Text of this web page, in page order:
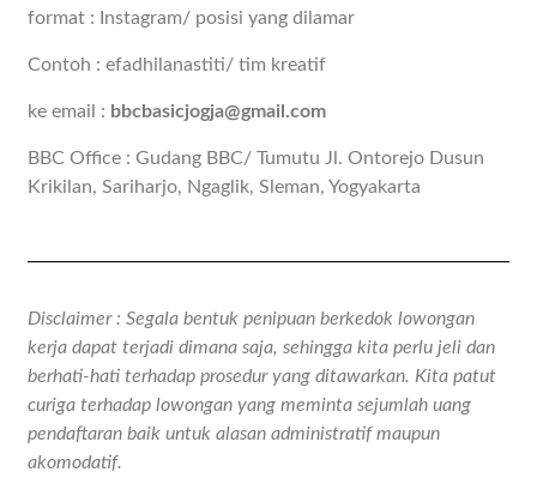
format : Instagram/ posisi yang dilamar
Contoh : efadhilanastiti/ tim kreatif
ke email : bbcbasicjogja@gmail.com
BBC Office : Gudang BBC/ Tumutu Jl. Ontorejo Dusun
Krikilan, Sariharjo, Ngaglik, Sleman, Yogyakarta
Disclaimer : Segala bentuk penipuan berkedok lowongan
kerja dapat terjadi dimana saja, sehingga kita perlu jeli dan
berhati-hati terhadap prosedur yang ditawarkan. Kita patut
curiga terhadap lowongan yang meminta sejumlah uang
pendaftaran baik untuk alasan administratif maupun
akomodatif.